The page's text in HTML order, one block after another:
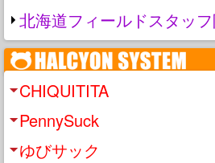
北海道フィールドスタッ
CHIQUITITA
PennySuck
ゆびサック